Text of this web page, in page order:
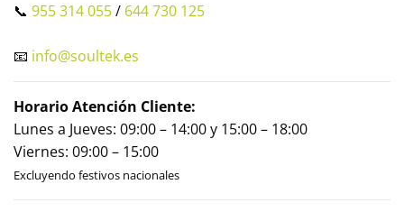
📞 955 314 055/ 644 730 125
📧 info@soultek.es
Horario Atención Cliente:
Lunes a Jueves: 09:00 – 14:00 y 15:00 – 18:00
Viernes: 09:00 – 15:00
Excluyendo festivos nacionales